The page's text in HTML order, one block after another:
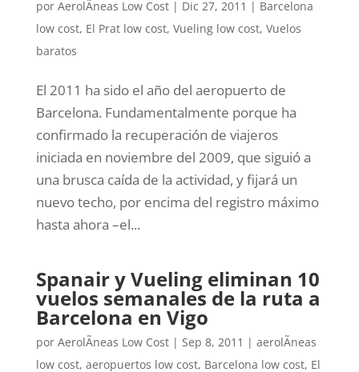
por AerolÃ­neas Low Cost| Dic 27, 2011 | Barcelona
low cost, El Prat low cost, Vueling low cost, Vuelos
baratos
El 2011 ha sido el año del aeropuerto de
Barcelona. Fundamentalmente porque ha
confirmado la recuperación de viajeros
iniciada en noviembre del 2009, que siguió a
una brusca caída de la actividad, y fijará un
nuevo techo, por encima del registro máximo
hasta ahora –el...
Spanair y Vueling eliminan 10
vuelos semanales de la ruta a
Barcelona en Vigo
por AerolÃ­neas Low Cost| Sep 8, 2011 | aerolÃ­neas
low cost, aeropuertos low cost, Barcelona low cost, El